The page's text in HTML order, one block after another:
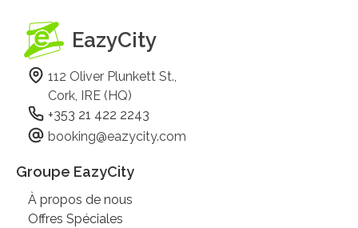
EazyCity
112 Oliver Plunkett St.,
Cork, IRE (HQ)
+353 21 422 2243
booking@eazycity.com
Groupe EazyCity
À propos de nous
Offres Spéciales